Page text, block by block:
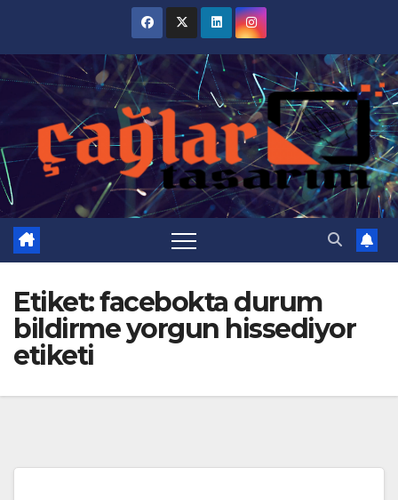
content
Etiket:facebokta durum
bildirme yorgun hissediyor
etiketi